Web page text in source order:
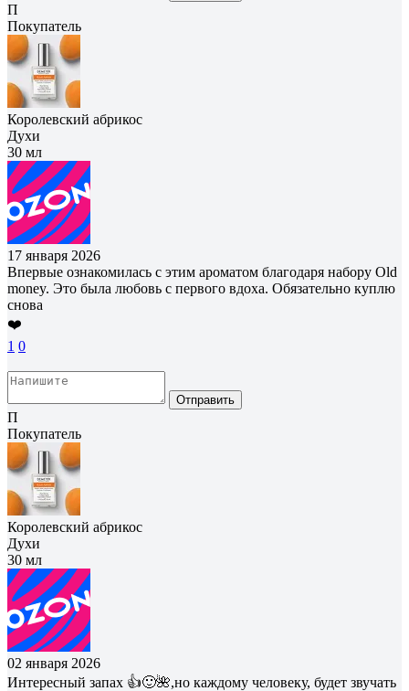
П
Покупатель
Королевский абрикос
Духи
30 мл
17 января 2026
Впервые ознакомилась с этим ароматом благодаря набору Old
money. Это была любовь с первого вдоха. Обязательно куплю
снова
❤️
1 0
Отправить
П
Покупатель
Королевский абрикос
Духи
30 мл
02 января 2026
Интересный запах 👍🙂🌺,но каждому человеку, будет звучать